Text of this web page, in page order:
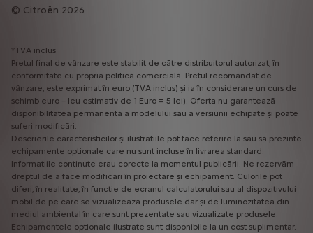
Citroën 2026
*TVA inclus
Pretul final de vânzare este stabilit de către distribuitorul autorizat, în
conformitate cu propria politică comercială. Pretul recomandat de
vânzare, este exprimat în euro (TVA inclus) și ia în considerare un curs de
schimb euro – leu estimativ de 1 Euro = 5 lei). Oferta nu garantează
disponibilitatea permanentă a modelului sau a versiunii echipate și poate
suferi modificări.
Descrierile caracteristicilor și ilustratiile pot face referire la sau să prezinte
echipamente optionale care nu sunt incluse în livrarea standard.
Informatiile continute erau corecte la momentul publicării. Ne rezervăm
dreptul de a face modificări în proiectare și echipament. Culorile pot
diferi, în realitate, în functie de ecranul calculatorului sau al dispozitivului
mobil de pe care se vizualizează produsele dar și de luminozitatea din
mediul ambiental în care sunt prezentate sau vizualizate produsele.
Echipamentele optionale ilustrate sunt disponibile la un cost suplimentar.